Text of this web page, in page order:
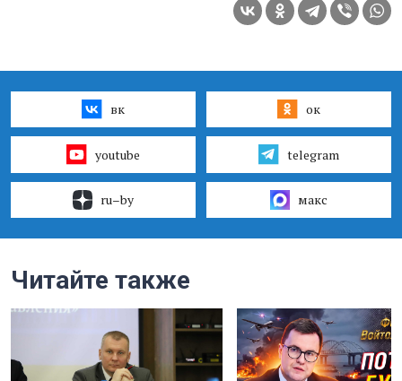
вк ок
youtube telegram
ru–by макс
Читайте также